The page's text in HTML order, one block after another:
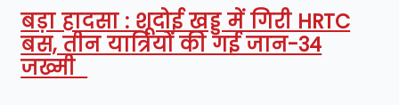
बड़ा हादसा : शूदोई खड्ड में गिरी HRTC
बस, तीन यात्रियों की गई जान-34
जख्मी